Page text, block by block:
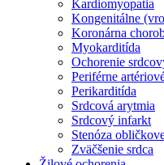
Kardiomyopatia
Kongenitálne
Koronárna
Myokarditída
Ochorenie
Periférne
Perikarditída
Srdcová arytmia
Srdcový infarkt
Stenóza
Zväčšenie srdca